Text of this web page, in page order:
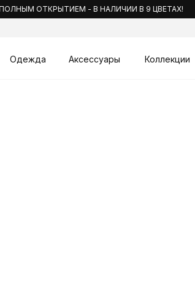
ОТКРЫТИЕМ - В НАЛИЧИИ В 9 ЦВЕТАХ!
Одежда Аксессуары Коллекции